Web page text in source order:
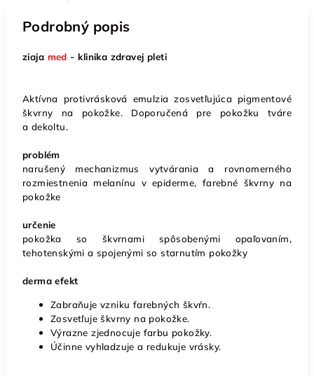
Podrobný popis
ziaja med - klinika zdravej pleti
Aktívna protivrásková emulzia zosvetľujúca pigmentové
škvrny na pokožke. Doporučená pre pokožku tváre
a dekoltu.
problém
narušený mechanizmus vytvárania a rovnomerného
rozmiestnenia melanínu v epiderme, farebné škvrny na
pokožke
určenie
pokožka so škvrnami spôsobenými opaľovaním,
tehotenskými a spojenými so starnutím pokožky
derma efekt
Zabraňuje vzniku farebných škvŕn.
Zosvetľuje škvrny na pokožke.
Výrazne zjednocuje farbu pokožky.
Účinne vyhladzuje a redukuje vrásky.